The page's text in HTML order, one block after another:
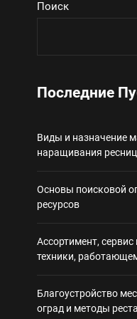
Поиск
Последние
Виды и назначение
наращивания
Основы поисковой
ресурсов
Ассортимент,
техники,
Благоустройство
оград и методы